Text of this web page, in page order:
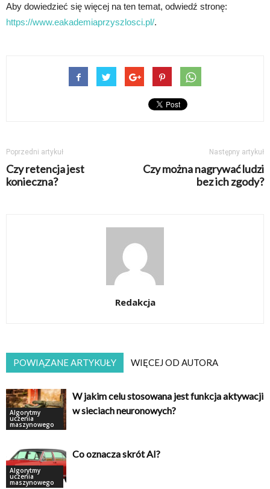
Aby dowiedzieć się więcej na ten temat, odwiedź stronę:
https://www.eakademiaprzyszlosci.pl/.
Poprzedni artykuł
Czy retencja jest
konieczna?
Następny artykuł
Czy można nagrywać ludzi
bez ich zgody?
Redakcja
POWIĄZANE ARTYKUŁY WIĘCEJ OD AUTORA
Algorytmy
uczenia
maszynowego
W jakim celu stosowana jest funkcja aktywacji
w sieciach neuronowych?
Algorytmy
uczenia
maszynowego
Co oznacza skrót AI?